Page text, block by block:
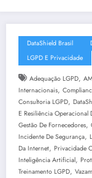
DataShield Brasil
LGPD E Privacidade
Adequação LGPD, AM
Internacionais,
Consultoria LGPD,
E Resiliência Operacional
Gestão De Fornecedores,
Incidente De Segurança,
Da Internet, Privacidade
Inteligência Artificial,
Treinamento LGPD,